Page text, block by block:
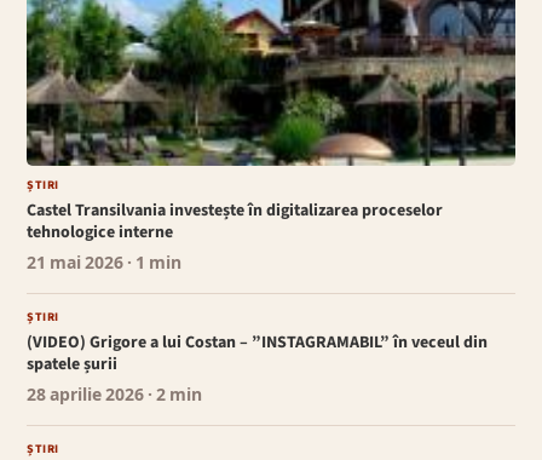
ȘTIRI
Castel Transilvania investește în digitalizarea proceselor
tehnologice interne
21 mai 2026 · 1 min
ȘTIRI
(VIDEO) Grigore a lui Costan – ”INSTAGRAMABIL” în veceul din
spatele șurii
28 aprilie 2026 · 2 min
ȘTIRI